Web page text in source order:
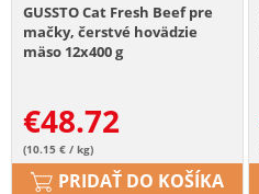
GUSSTO Cat Fresh Beef pre
mačky, čerstvé hovädzie
mäso 12x400 g
€48.72
(10.15 € / kg)
PRIDAŤ DO KOŠÍKA